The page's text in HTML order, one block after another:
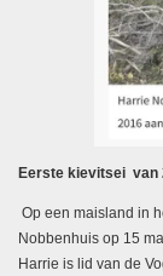
Eerste kievitsei van
Op een maisland in
Nobbenhuis op 15
Harrie is lid van de